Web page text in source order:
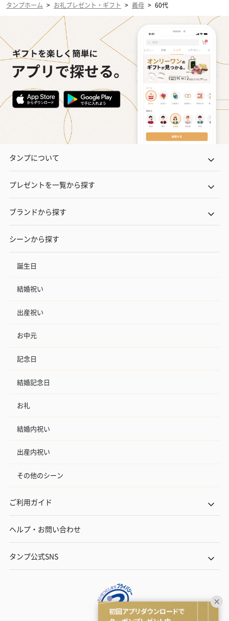
タンプホーム > お礼プレゼント・ギフト > 義母 > 60代
タンプについて
プレゼントを一覧から探す
ブランドから探す
シーンから探す
誕生日
結婚祝い
出産祝い
お中元
記念日
結婚記念日
お礼
結婚内祝い
出産内祝い
その他のシーン
ご利用ガイド
ヘルプ・お問い合わせ
タンプ公式SNS